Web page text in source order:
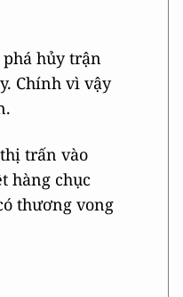
hủy trận
Chính vì vậy
trấn vào
hàng chục
thương vong